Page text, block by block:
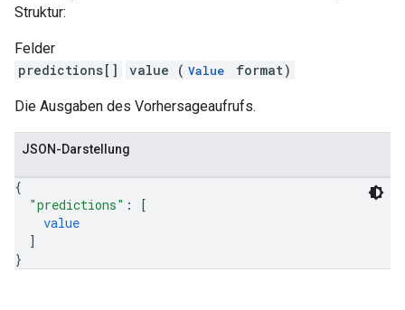
Struktur:
Felder
predictions[]
value ( Value format)
Die Ausgaben des Vorhersageaufrufs.
JSON-Darstellung
{
"predictions" :
[
value
]
}